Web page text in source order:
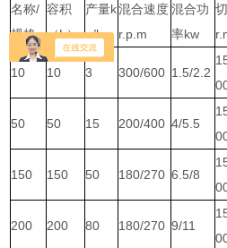
名称/
规格
容积
（L）
产量k
g/h
混合速度
r.p.m
混合功
率kw
10 10 3 300/600 1.5/2.2
50 50 15 200/400 4/5.5
150 150 50 180/270 6.5/8
200 200 80 180/270 9/11